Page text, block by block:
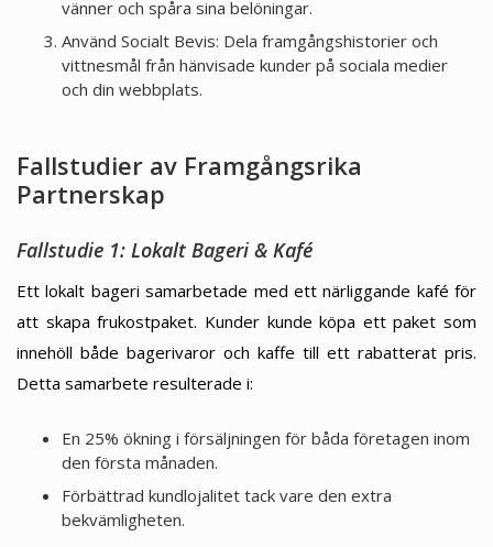
vänner och spåra sina belöningar.
Använd Socialt Bevis: Dela framgångshistorier och
vittnesmål från hänvisade kunder på sociala medier
och din webbplats.
Fallstudier av Framgångsrika
Partnerskap
Fallstudie 1: Lokalt Bageri & Kafé
Ett lokalt bageri samarbetade med ett närliggande kafé för
att skapa frukostpaket. Kunder kunde köpa ett paket som
innehöll både bagerivaror och kaffe till ett rabatterat pris.
Detta samarbete resulterade i:
En 25% ökning i försäljningen för båda företagen inom
den första månaden.
Förbättrad kundlojalitet tack vare den extra
bekvämligheten.